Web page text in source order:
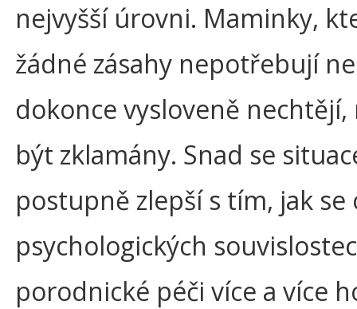
nejvyšší úrovni. Maminky,
žádné zásahy nepotřebují
dokonce vysloveně
být zklamány. Snad se
postupně zlepší s tím, jak se
psychologických
porodnické péči více a více